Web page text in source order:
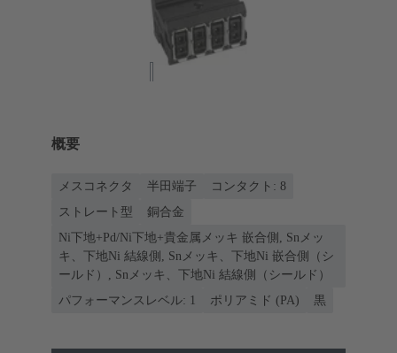
概要
メスコネクタ 半田端子
コンタクト: 8
ストレート型
銅合金
Ni下地+Pd/Ni下地+貴金属メッキ 嵌合側, Snメッ
キ、下地Ni 結線側, Snメッキ、下地Ni 嵌合側（シ
ールド）, Snメッキ、下地Ni 結線側（シールド）
パフォーマンスレベル: 1
ポリアミド (PA) 黒